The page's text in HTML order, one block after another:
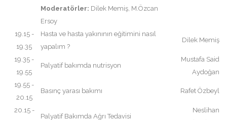
Moderatörler: Dilek Memiş, M.Özcan
Ersoy
19.15 -
19.35
Hasta ve hasta yakınının eğitimini nasıl
yapalım ?
Dilek Memiş
19.35 -
19.55
Palyatif bakımda nutrisyon
Mustafa Said
Aydoğan
19.55 -
20.15
Basınç yarası bakımı Rafet Özbeyl
20.15 -
Palyatif Bakımda Ağrı Tedavisi
Neslihan